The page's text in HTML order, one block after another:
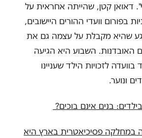
דאואן קטן, שהייתה אחראית על
בפורום וועדי ההורים היישובים,
שהיא מקבלת על עצמה גם את
האובדנות. השבוע היא הגיעה
בוועדה לזכויות הילד שעניינו
ונוער.
בנים אינם בוכים?
במחלקה פסיכיאטרית בארץ היא